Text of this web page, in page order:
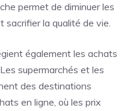
permet de diminuer les
sacrifier la qualité de vie.
également les achats
supermarchés et les
des destinations
en ligne, où les prix